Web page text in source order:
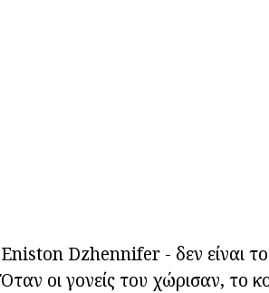
Eniston Dzhennifer - δεν είναι το
Όταν οι γονείς του χώρισαν, το